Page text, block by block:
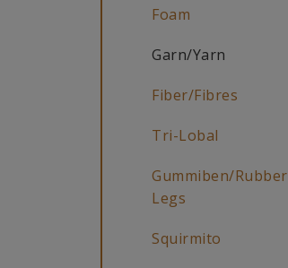
Foam
Garn/Yarn
Fiber/Fibres
Tri-Lobal
Gummiben/Rubber
Legs
Squirmito